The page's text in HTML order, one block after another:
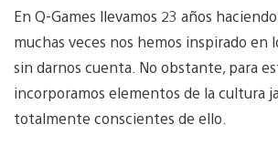
En Q-Games llevamos 23 años
muchas veces nos hemos inspirado en
sin darnos cuenta. No obstante, para
incorporamos elementos de la cultura
totalmente conscientes de ello.